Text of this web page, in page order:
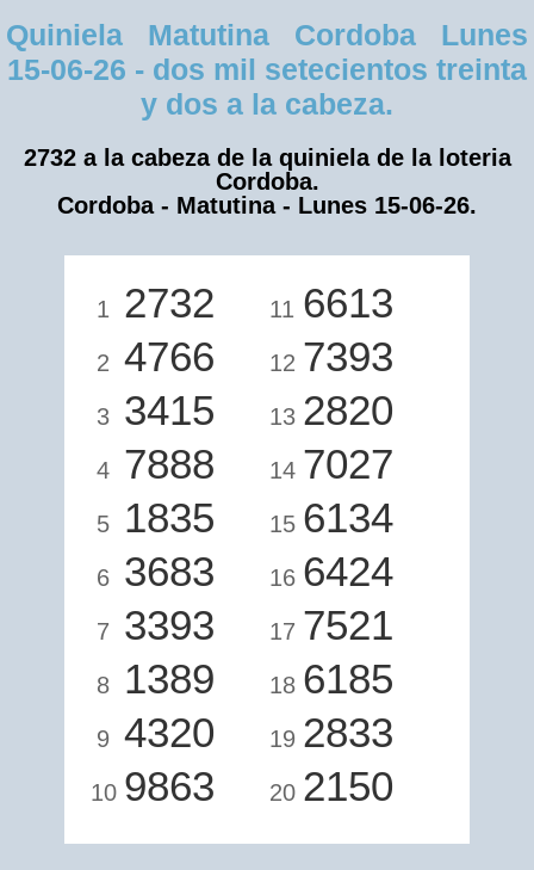
Quiniela Matutina Cordoba Lunes
15-06-26 - dos mil setecientos treinta
y dos a la cabeza.
2732 a la cabeza de la quiniela de la loteria
Cordoba.
Cordoba - Matutina - Lunes 15-06-26.
1 2732
2 4766
3 3415
4 7888
5 1835
6 3683
7 3393
8 1389
9 4320
10 9863
11 6613
12 7393
13 2820
14 7027
15 6134
16 6424
17 7521
18 6185
19 2833
20 2150